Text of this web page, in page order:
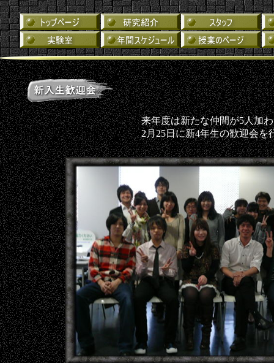
来年度は新たな仲間が5人加
2月25日に新4年生の歓迎会を